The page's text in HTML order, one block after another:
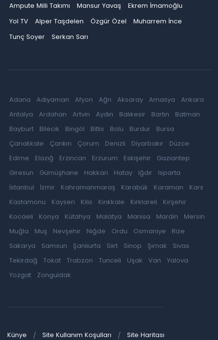
Ampute Milli Takımı
Mansur Yavaş
Ekrem İmamoğlu
Yol TV
Alper Taşdelen Özgür Özel
Muharrem İnce
Tunç Soyer
Serkan Sarı
Adana Adıyaman Afyon Ağrı Aksaray Amasya
Ankara
Antalya
Ardahan Artvin Aydın Balıkesir Bartın
Batman
Bayburt
Bilecik Bingöl Bitlis Bolu Burdur
Bursa
Çanakkale
Çankırı Çorum Denizli Diyarbakır
Düzce
Edirne
Elazığ Erzincan Erzurum Eskişehir
Gaziantep
Giresun
Gümüşhane Hakkari Hatay Iğdır
Isparta
İstanbul
İzmir Kahramanmaraş Karabük Karaman
Kars
Kastamonu
Kayseri Kilis Kırıkkale Kırklareli
Kırşehir
Kocaeli
Konya Kütahya Malatya Manisa Mardin
Mersin
Muğla
Muş Nevşehir Niğde Ordu Osmaniye
Rize
Sakarya
Samsun Şanlıurfa Siirt Sinop Şırnak
Sivas
Tekirdağ
Tokat Trabzon Tunceli Uşak Van
Yalova
Yozgat
Zonguldak
Künye Site Kullanım Koşulları Site Haritası